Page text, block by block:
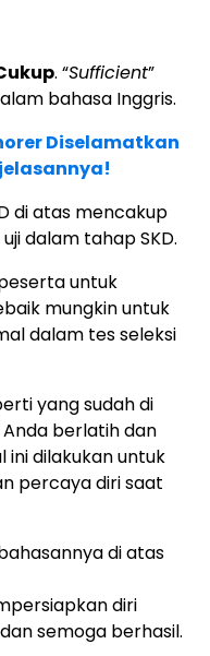
. “Sufficient”
bahasa Inggris.
Diselamatkan
di atas mencakup
dalam tahap SKD.
untuk
mungkin untuk
dalam tes seleksi
yang sudah di
Anda berlatih dan
ini dilakukan untuk
percaya diri saat
di atas
diri
semoga berhasil.